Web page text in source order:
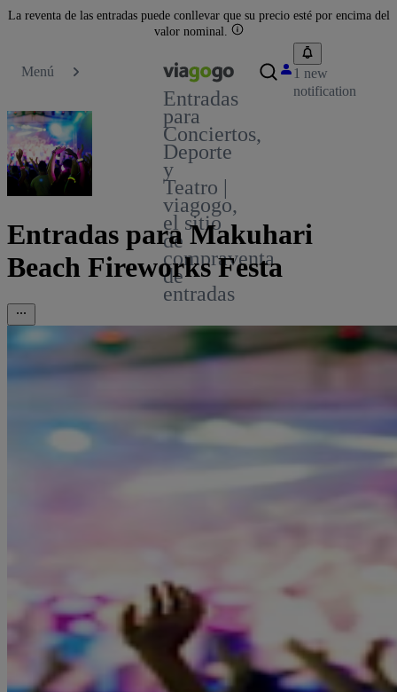
La reventa de las entradas puede conllevar que su precio esté por encima del
valor nominal.
Menú
Entradas
para
Conciertos,
Deporte
y
Teatro |
viagogo,
el sitio
de
compraventa
de
entradas
1 new
notification
Entradas para Makuhari
Beach Fireworks Festa